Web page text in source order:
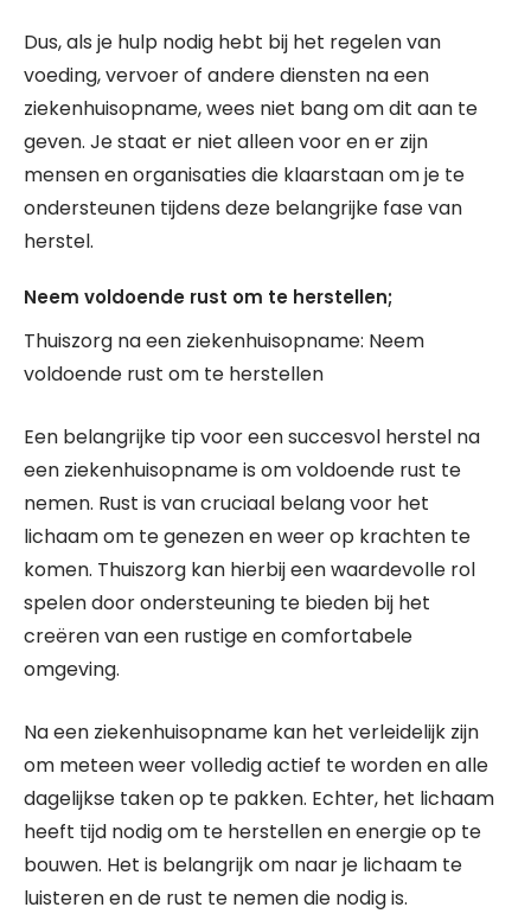
Dus, als je hulp nodig hebt bij het regelen van
voeding, vervoer of andere diensten na een
ziekenhuisopname, wees niet bang om dit aan te
geven. Je staat er niet alleen voor en er zijn
mensen en organisaties die klaarstaan om je te
ondersteunen tijdens deze belangrijke fase van
herstel.
Neem voldoende rust om te herstellen;
Thuiszorg na een ziekenhuisopname: Neem
voldoende rust om te herstellen
Een belangrijke tip voor een succesvol herstel na
een ziekenhuisopname is om voldoende rust te
nemen. Rust is van cruciaal belang voor het
lichaam om te genezen en weer op krachten te
komen. Thuiszorg kan hierbij een waardevolle rol
spelen door ondersteuning te bieden bij het
creëren van een rustige en comfortabele
omgeving.
Na een ziekenhuisopname kan het verleidelijk zijn
om meteen weer volledig actief te worden en alle
dagelijkse taken op te pakken. Echter, het lichaam
heeft tijd nodig om te herstellen en energie op te
bouwen. Het is belangrijk om naar je lichaam te
luisteren en de rust te nemen die nodig is.